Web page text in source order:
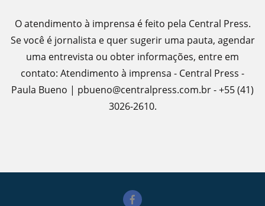
O atendimento à imprensa é feito pela Central Press.
Se você é jornalista e quer sugerir uma pauta, agendar
uma entrevista ou obter informações, entre em
contato: Atendimento à imprensa - Central Press -
Paula Bueno | pbueno@centralpress.com.br - +55 (41)
3026-2610.